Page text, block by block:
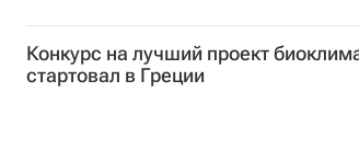
Конкурс на лучший проект
стартовал в Греции